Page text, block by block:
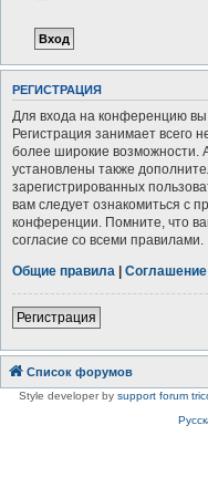
РЕГИСТРАЦИЯ
Для входа на конференцию
Регистрация занимает всего
более широкие возможности.
установлены также
зарегистрированных
вам следует ознакомиться с
конференции. Помните, что
согласие со всеми правилами.
Общие правила |
Регистрация
Список форумов
Style developer by support forum